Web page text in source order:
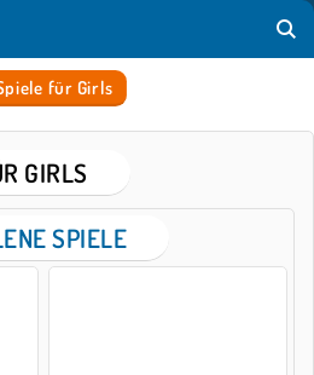
für Girls
GIRLS
SPIELE